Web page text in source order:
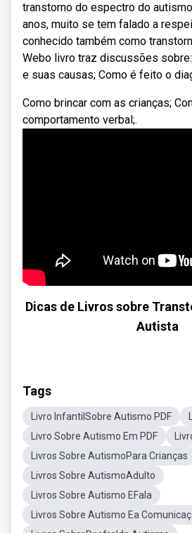
transtorno do espectro do
anos, muito se tem falado a
conhecido também como
Webo livro traz discussões
e suas causas; Como é feito o
Como brincar com as crianças;
comportamento verbal;.
Dicas de Livros sobre
Autista
Tags
Livro InfantilSobre Autismo PDF
Livro Sobre Autismo Em PDF
Livros Sobre AutismoPara Crianças
Livros Sobre AutismoAdulto
Livros Sobre Autismo EFala
Livros Sobre Autismo Ea